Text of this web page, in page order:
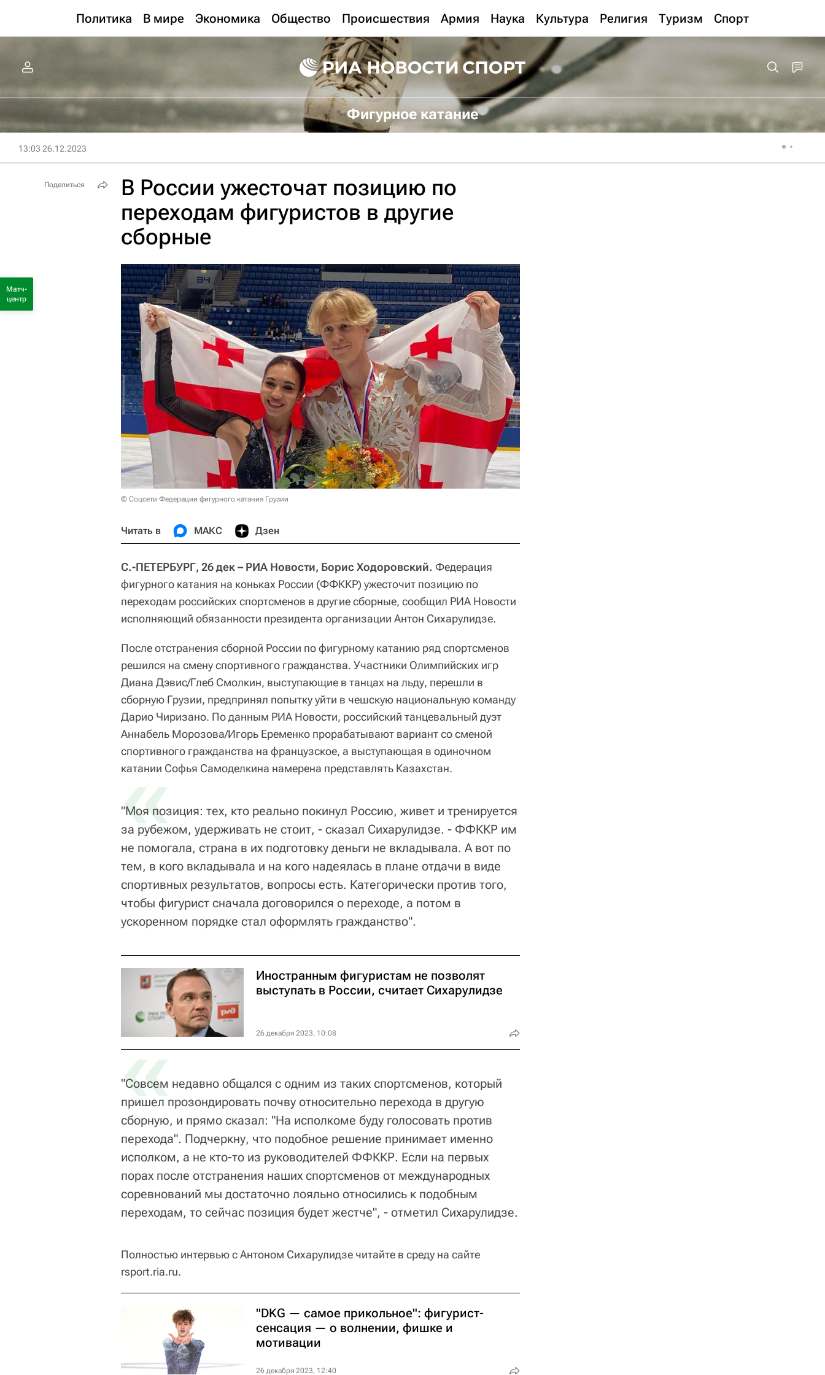
Политика В мире Экономика Общество Происшествия Армия Наука Культура Религия Туризм Спорт
Фигурное катание
13:03 26.12.2023
В России ужесточат позицию по
переходам фигуристов в другие
сборные
© Соцсети Федерации фигурного катания Грузии
Читать в МАКС Дзен
С.-ПЕТЕРБУРГ, 26 дек – РИА Новости, Борис Ходоровский. Федерация
фигурного катания на коньках России (ФФККР) ужесточит позицию по
переходам российских спортсменов в другие сборные, сообщил РИА Новости
исполняющий обязанности президента организации Антон Сихарулидзе.
После отстранения сборной России по фигурному катанию ряд спортсменов
решился на смену спортивного гражданства. Участники Олимпийских игр
Диана Дэвис/Глеб Смолкин, выступающие в танцах на льду, перешли в
сборную Грузии, предпринял попытку уйти в чешскую национальную команду
Дарио Чиризано. По данным РИА Новости, российский танцевальный дуэт
Аннабель Морозова/Игорь Еременко прорабатывают вариант со сменой
спортивного гражданства на французское, а выступающая в одиночном
катании Софья Самоделкина намерена представлять Казахстан.
«
"Моя позиция: тех, кто реально покинул Россию, живет и тренируется
за рубежом, удерживать не стоит, - сказал Сихарулидзе. - ФФККР им
не помогала, страна в их подготовку деньги не вкладывала. А вот по
тем, в кого вкладывала и на кого надеялась в плане отдачи в виде
спортивных результатов, вопросы есть. Категорически против того,
чтобы фигурист сначала договорился о переходе, а потом в
ускоренном порядке стал оформлять гражданство".
Иностранным фигуристам не позволят
выступать в России, считает Сихарулидзе
26 декабря 2023, 10:08
«
"Совсем недавно общался с одним из таких спортсменов, который
пришел прозондировать почву относительно перехода в другую
сборную, и прямо сказал: "На исполкоме буду голосовать против
перехода". Подчеркну, что подобное решение принимает именно
исполком, а не кто-то из руководителей ФФККР. Если на первых
порах после отстранения наших спортсменов от международных
соревнований мы достаточно лояльно относились к подобным
переходам, то сейчас позиция будет жестче", - отметил Сихарулидзе.
Полностью интервью с Антоном Сихарулидзе читайте в среду на сайте
rsport.ria.ru.
"DKG — самое прикольное": фигурист-
сенсация — о волнении, фишке и
мотивации
26 декабря 2023, 12:40
Поделиться
Матч-
центр